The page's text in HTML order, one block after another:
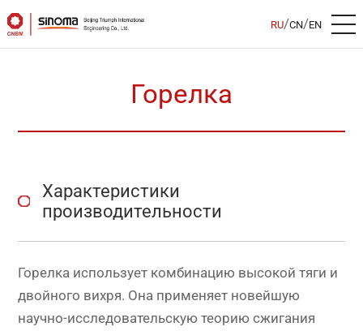
RU/CN/EN
Горелка
Характеристики
производительности
Горелка использует комбинацию высокой тяги и
двойного вихря. Она применяет новейшую
научно-исследовательскую теорию сжигания